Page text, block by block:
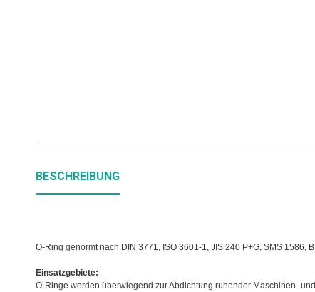
BESCHREIBUNG
O-Ring genormt nach DIN 3771, ISO 3601-1, JIS 240 P+G, SMS 1586,
Einsatzgebiete:
O-Ringe werden überwiegend zur Abdichtung ruhender Maschinen-